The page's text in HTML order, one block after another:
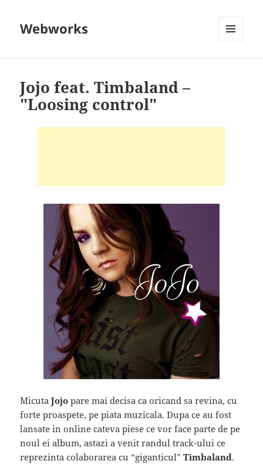
Webworks
Jojo feat. Timbaland –
"Loosing control"
MicutaJojopare mai decisa ca oricand sa revina, cu
forte proaspete, pe piata muzicala. Dupa ce au fost
lansate in online cateva piese ce vor face parte de pe
noul ei album, astazi a venit randul track-ului ce
reprezinta colaborarea cu “giganticul”Timbaland.